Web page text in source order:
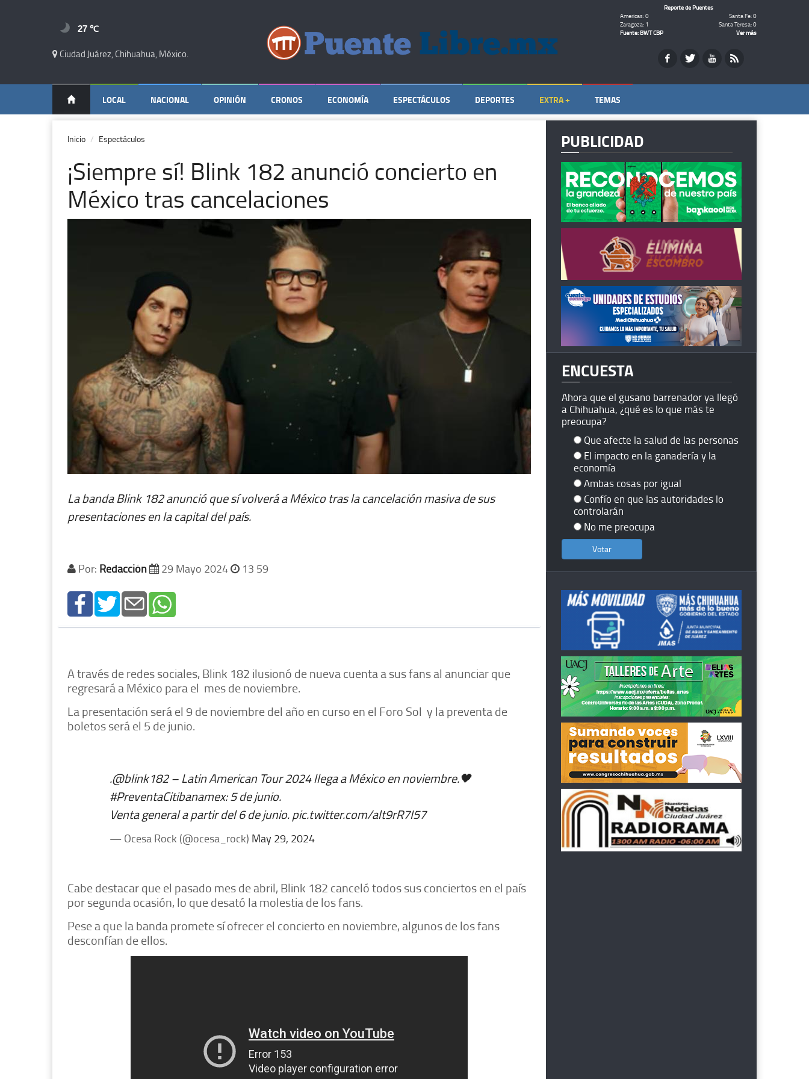
27 ℃
Ciudad Juárez, Chihuahua, México.
Reporte de Puentes
Americas: 0
Santa Fe: 0
Zaragoza: 1
Santa Teresa: 0
Fuente: BWT CBP
Ver más
LOCAL NACIONAL OPINIÓN CRONOS ECONOMÍA ESPECTÁCULOS DEPORTES EXTRA + TEMAS
Inicio Espectáculos
¡Siempre sí! Blink 182 anunció concierto en
México tras cancelaciones
La banda Blink 182 anunció que sí volverá a México tras la cancelación masiva de sus
presentaciones en la capital del país.
Por: Redacción 29 Mayo 2024 13 59
A través de redes sociales, Blink 182 ilusionó de nueva cuenta a sus fans al anunciar que
regresará a México para el mes de noviembre.
La presentación será el 9 de noviembre del año en curso en el Foro Sol y la preventa de
boletos será el 5 de junio.
.@blink182– Latin American Tour 2024 llega a México en noviembre.🖤
#PreventaCitibanamex: 5 de junio.
Venta general a partir del 6 de junio.pic.twitter.com/alt9rR7I57
— Ocesa Rock (@ocesa_rock) May 29, 2024
Cabe destacar que el pasado mes de abril, Blink 182 canceló todos sus conciertos en el país
por segunda ocasión, lo que desató la molestia de los fans.
Pese a que la banda promete sí ofrecer el concierto en noviembre, algunos de los fans
desconfían de ellos.
PUBLICIDAD
ENCUESTA
Ahora que el gusano barrenador ya llegó
a Chihuahua, ¿qué es lo que más te
preocupa?
Que afecte la salud de las personas
El impacto en la ganadería y la
economía
Ambas cosas por igual
Confío en que las autoridades lo
controlarán
No me preocupa